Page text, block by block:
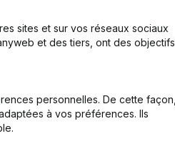
sites et sur vos réseaux sociaux
et des tiers, ont des objectifs
personnelles. De cette façon,
à vos préférences. Ils